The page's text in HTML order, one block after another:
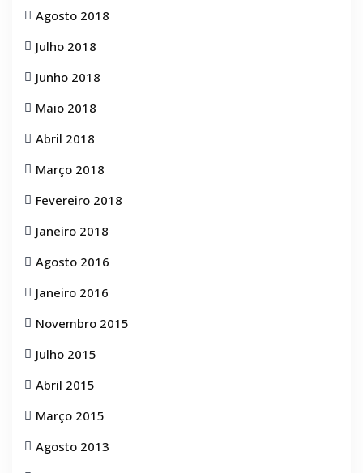
Agosto 2018
Julho 2018
Junho 2018
Maio 2018
Abril 2018
Março 2018
Fevereiro 2018
Janeiro 2018
Agosto 2016
Janeiro 2016
Novembro 2015
Julho 2015
Abril 2015
Março 2015
Agosto 2013